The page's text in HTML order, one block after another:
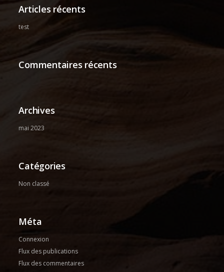
Articles récents
test
Commentaires récents
Archives
mai 2023
Catégories
Non classé
Méta
Connexion
Flux des publications
Flux des commentaires